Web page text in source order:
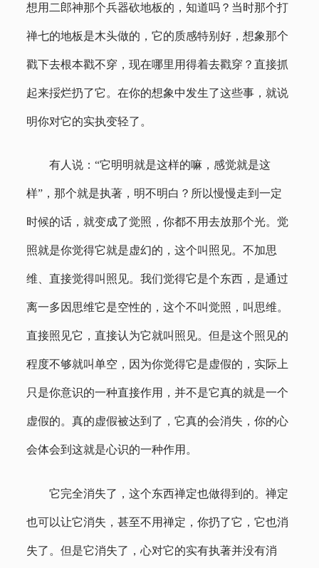
想用二郎神那个兵器砍地板的，知道吗？当时那个打
禅七的地板是木头做的，它的质感特别好，想象那个
戳下去根本戳不穿，现在哪里用得着去戳穿？直接抓
起来挼烂扔了它。在你的想象中发生了这些事，就说
明你对它的实执变轻了。
有人说：“它明明就是这样的嘛，感觉就是这
样”，那个就是执著，明不明白？所以慢慢走到一定
时候的话，就变成了觉照，你都不用去放那个光。觉
照就是你觉得它就是虚幻的，这个叫照见。不加思
维、直接觉得叫照见。我们觉得它是个东西，是通过
离一多因思维它是空性的，这个不叫觉照，叫思维。
直接照见它，直接认为它就叫照见。但是这个照见的
程度不够就叫单空，因为你觉得它是虚假的，实际上
只是你意识的一种直接作用，并不是它真的就是一个
虚假的。真的虚假被达到了，它真的会消失，你的心
会体会到这就是心识的一种作用。
它完全消失了，这个东西禅定也做得到的。禅定
也可以让它消失，甚至不用禅定，你扔了它，它也消
失了。但是它消失了，心对它的实有执著并没有消